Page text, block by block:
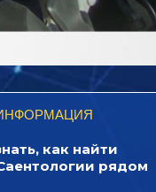
как найти
рядом